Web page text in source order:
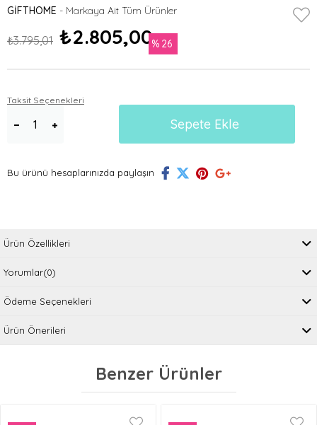
GIFTHOME
26
₺3.795,01 ₺2.805,00
Taksit Seçenekleri
Bu ürünü hesaplarınızda paylaşın
Ürün Özellikleri
Yorumlar(0)
Ödeme Seçenekleri
Ürün Önerileri
Benzer Ürünler